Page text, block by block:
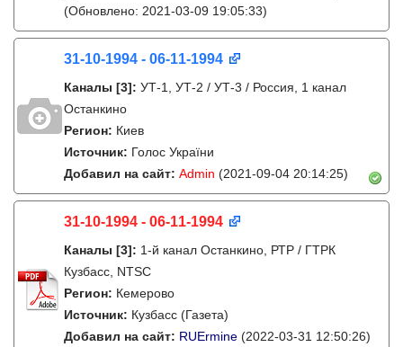
(Обновлено: 2021-03-09 19:05:33)
31-10-1994 - 06-11-1994
Каналы [3]: УТ-1, УТ-2 / УТ-3 / Россия, 1 канал
Останкино
Регион: Киев
Источник: Голос України
Добавил на сайт: Admin (2021-09-04 20:14:25)
31-10-1994 - 06-11-1994
Каналы [3]: 1-й канал Останкино, РТР / ГТРК
Кузбасс, NTSC
Регион: Кемерово
Источник: Кузбасс (Газета)
Добавил на сайт: RUErmine (2022-03-31 12:50:26)